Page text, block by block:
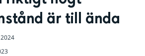
är till ända